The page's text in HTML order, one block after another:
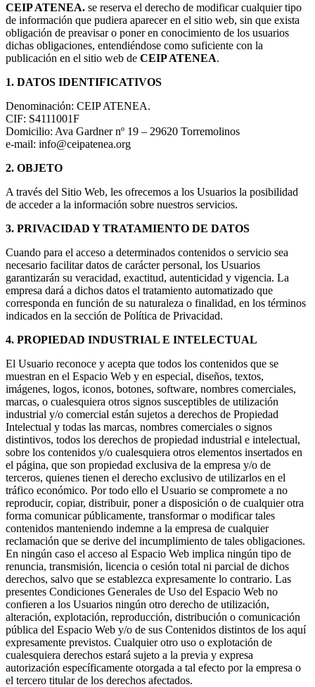
CEIP ATENEA. se reserva el derecho de modificar cualquier tipo
de información que pudiera aparecer en el sitio web, sin que exista
obligación de preavisar o poner en conocimiento de los usuarios
dichas obligaciones, entendiéndose como suficiente con la
publicación en el sitio web de CEIP ATENEA.
1. DATOS IDENTIFICATIVOS
Denominación: CEIP ATENEA.
CIF: S4111001F
Domicilio: Ava Gardner nº 19 – 29620 Torremolinos
e-mail: info@ceipatenea.org
2. OBJETO
A través del Sitio Web, les ofrecemos a los Usuarios la posibilidad
de acceder a la información sobre nuestros servicios.
3. PRIVACIDAD Y TRATAMIENTO DE DATOS
Cuando para el acceso a determinados contenidos o servicio sea
necesario facilitar datos de carácter personal, los Usuarios
garantizarán su veracidad, exactitud, autenticidad y vigencia. La
empresa dará a dichos datos el tratamiento automatizado que
corresponda en función de su naturaleza o finalidad, en los términos
indicados en la sección de Política de Privacidad.
4. PROPIEDAD INDUSTRIAL E INTELECTUAL
El Usuario reconoce y acepta que todos los contenidos que se
muestran en el Espacio Web y en especial, diseños, textos,
imágenes, logos, iconos, botones, software, nombres comerciales,
marcas, o cualesquiera otros signos susceptibles de utilización
industrial y/o comercial están sujetos a derechos de Propiedad
Intelectual y todas las marcas, nombres comerciales o signos
distintivos, todos los derechos de propiedad industrial e intelectual,
sobre los contenidos y/o cualesquiera otros elementos insertados en
el página, que son propiedad exclusiva de la empresa y/o de
terceros, quienes tienen el derecho exclusivo de utilizarlos en el
tráfico económico. Por todo ello el Usuario se compromete a no
reproducir, copiar, distribuir, poner a disposición o de cualquier otra
forma comunicar públicamente, transformar o modificar tales
contenidos manteniendo indemne a la empresa de cualquier
reclamación que se derive del incumplimiento de tales obligaciones.
En ningún caso el acceso al Espacio Web implica ningún tipo de
renuncia, transmisión, licencia o cesión total ni parcial de dichos
derechos, salvo que se establezca expresamente lo contrario. Las
presentes Condiciones Generales de Uso del Espacio Web no
confieren a los Usuarios ningún otro derecho de utilización,
alteración, explotación, reproducción, distribución o comunicación
pública del Espacio Web y/o de sus Contenidos distintos de los aquí
expresamente previstos. Cualquier otro uso o explotación de
cualesquiera derechos estará sujeto a la previa y expresa
autorización específicamente otorgada a tal efecto por la empresa o
el tercero titular de los derechos afectados.